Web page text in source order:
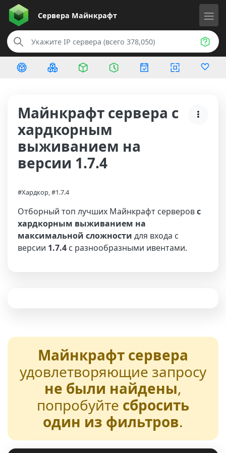
Сервера Майнкрафт
Майнкрафт сервера с
хардкорным
выживанием на
версии 1.7.4
#Хардкор, #1.7.4
Отборный топ лучших Майнкрафт серверовс
хардкорным выживанием на
максимальной сложности для входа с
версии 1.7.4 с разнообразными ивентами.
Майнкрафт сервера
удовлетворяющие запросу
не были найдены,
попробуйте сбросить
один из фильтров.